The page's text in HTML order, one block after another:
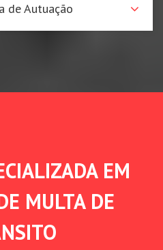
de Autuação
EM
MULTA DE